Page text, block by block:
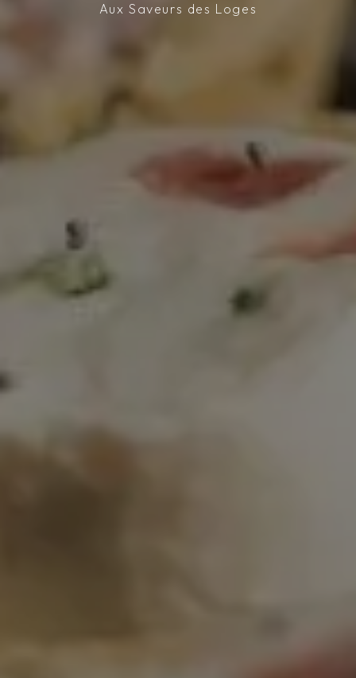
Aux Saveurs des Loges